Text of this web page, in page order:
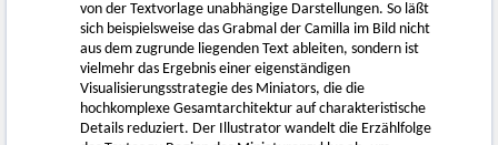
von der Textvorlage unabhängige Darstellungen. So läßt
sich beispielsweise das Grabmal der Camilla im Bild nicht
aus dem zugrunde liegenden Text ableiten, sondern ist
vielmehr das Ergebnis einer eigenständigen
Visualisierungsstrategie des Miniators, die die
hochkomplexe Gesamtarchitektur auf charakteristische
Details reduziert. Der Illustrator wandelt die Erzählfolge